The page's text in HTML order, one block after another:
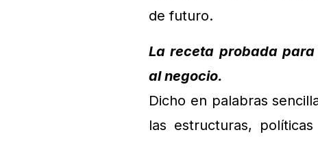
de futuro.
La receta probada
al negocio.
Dicho en palabras
las estructuras,